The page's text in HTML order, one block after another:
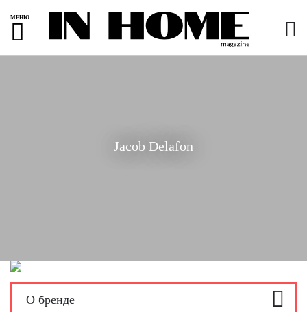
МЕНЮ
Jacob Delafon
О бренде